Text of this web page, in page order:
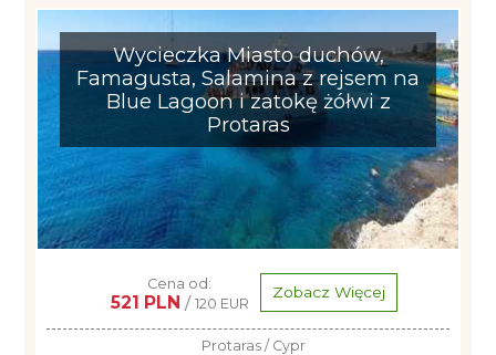
Wycieczka Miasto duchów,
Famagusta, Salamina z rejsem na
Blue Lagoon i zatokę żółwi z
Protaras
Cena od:
521 PLN / 120 EUR
Zobacz Więcej
Protaras / Cypr